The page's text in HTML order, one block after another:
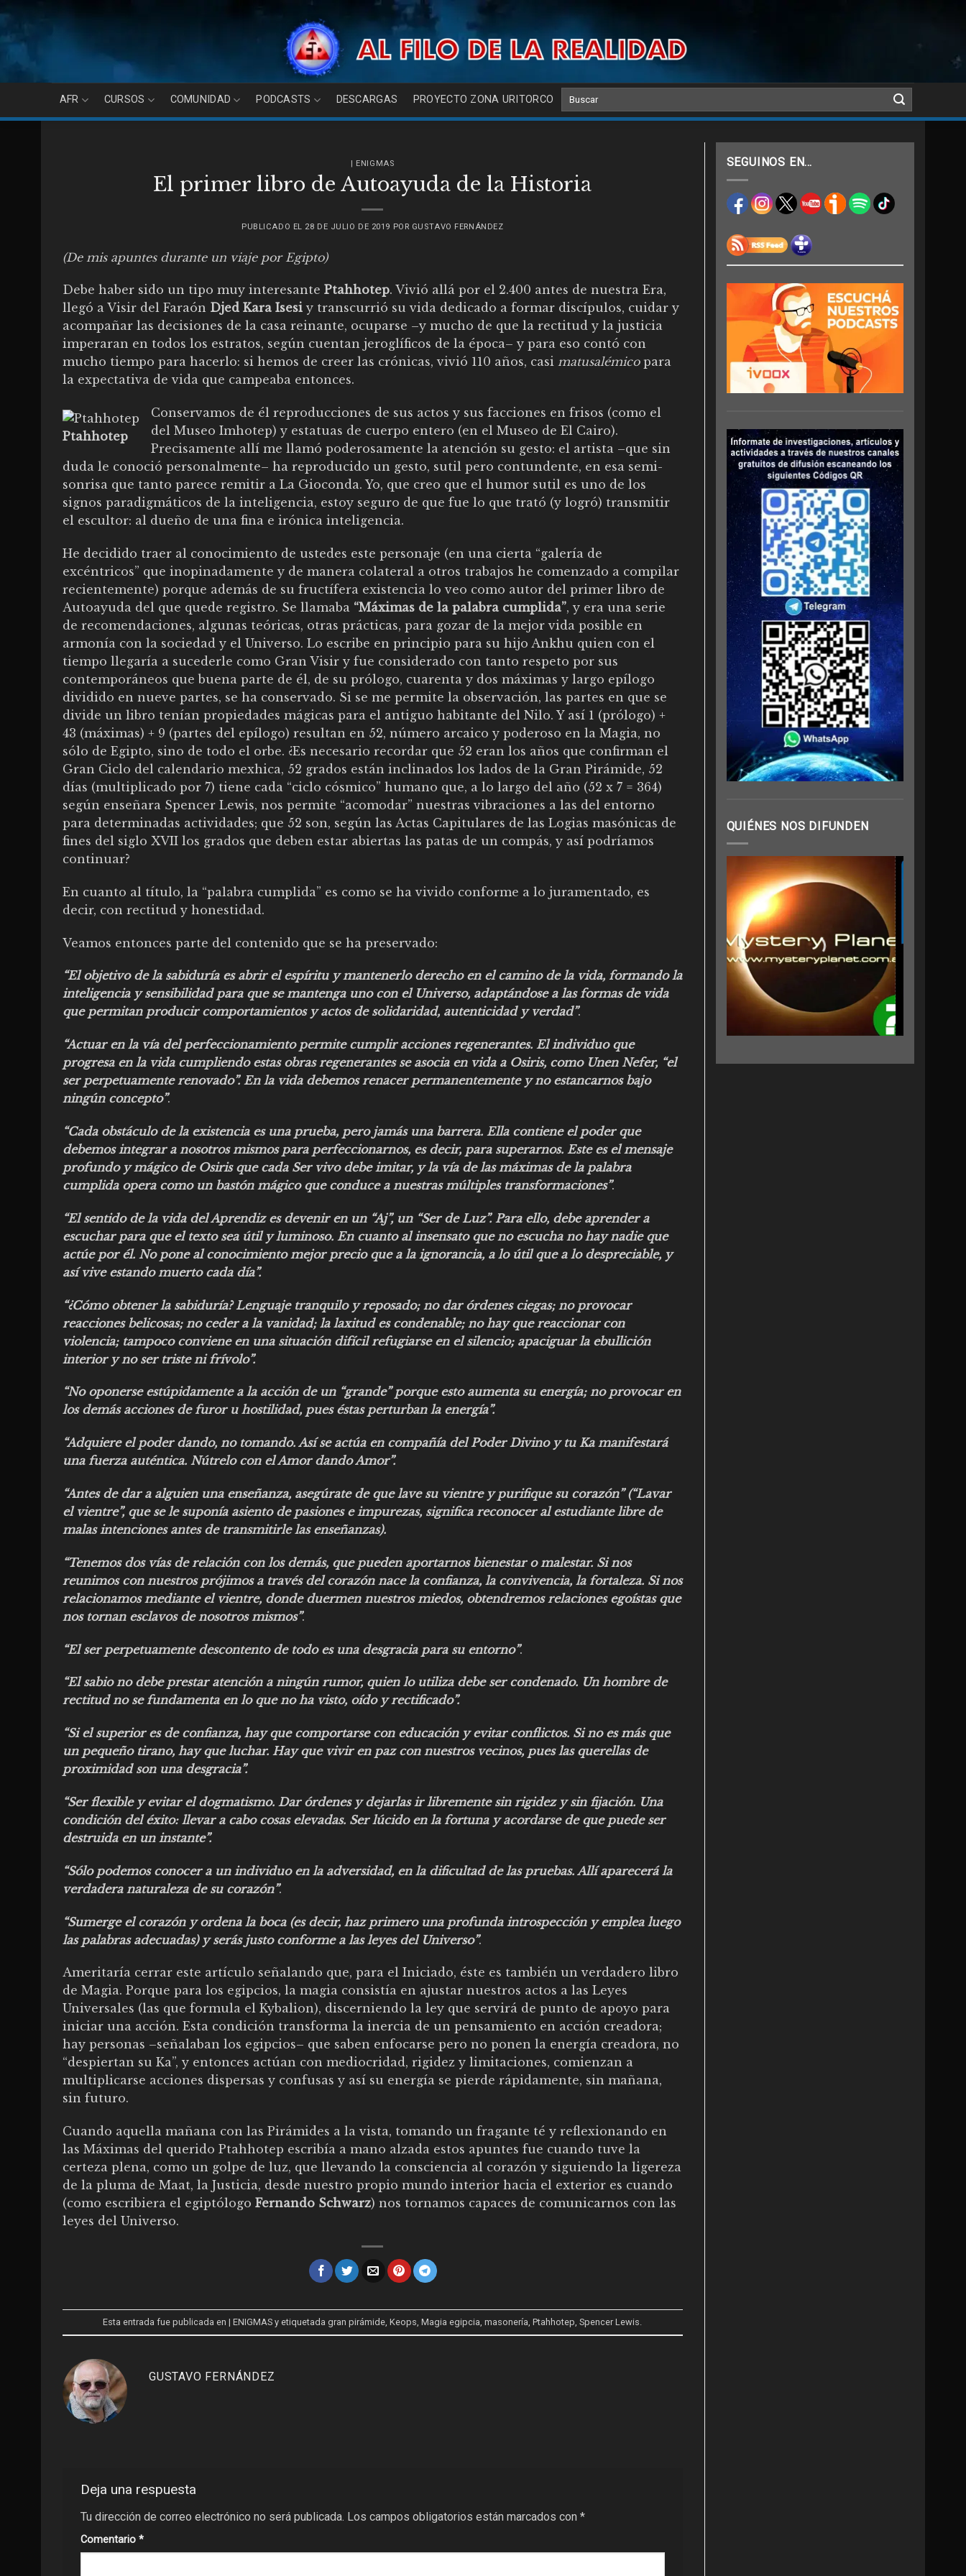
content
AFR CURSOS COMUNIDAD PODCASTS DESCARGAS PROYECTO ZONA URITORCO
| ENIGMAS
El primer libro de Autoayuda de la Historia
PUBLICADO EL 28 DE JULIO DE 2019 POR GUSTAVO FERNÁNDEZ
(De mis apuntes durante un viaje por Egipto)
Debe haber sido un tipo muy interesante Ptahhotep. Vivió allá por el 2.400 antes de nuestra Era,
llegó a Visir del Faraón Djed Kara Isesi y transcurrió su vida dedicado a formar discípulos, cuidar y
acompañar las decisiones de la casa reinante, ocuparse –y mucho de que la rectitud y la justicia
imperaran en todos los estratos, según cuentan jeroglíficos de la época– y para eso contó con
mucho tiempo para hacerlo: si hemos de creer las crónicas, vivió 110 años, casi matusalémicopara
la expectativa de vida que campeaba entonces.
Ptahhotep
Conservamos de él reproducciones de sus actos y sus facciones en frisos (como el
del Museo Imhotep) y estatuas de cuerpo entero (en el Museo de El Cairo).
Precisamente allí me llamó poderosamente la atención su gesto: el artista –que sin
duda le conoció personalmente– ha reproducido un gesto, sutil pero contundente, en esa semi-
sonrisa que tanto parece remitir a La Gioconda. Yo, que creo que el humor sutil es uno de los
signos paradigmáticos de la inteligencia, estoy seguro de que fue lo que trató (y logró) transmitir
el escultor: al dueño de una fina e irónica inteligencia.
He decidido traer al conocimiento de ustedes este personaje (en una cierta “galería de
excéntricos” que inopinadamente y de manera colateral a otros trabajos he comenzado a compilar
recientemente) porque además de su fructífera existencia lo veo como autor del primer libro de
Autoayuda del que quede registro. Se llamaba “Máximas de la palabra cumplida”, y era una serie
de recomendaciones, algunas teóricas, otras prácticas, para gozar de la mejor vida posible en
armonía con la sociedad y el Universo. Lo escribe en principio para su hijo Ankhu quien con el
tiempo llegaría a sucederle como Gran Visir y fue considerado con tanto respeto por sus
contemporáneos que buena parte de él, de su prólogo, cuarenta y dos máximas y largo epílogo
dividido en nueve partes, se ha conservado. Si se me permite la observación, las partes en que se
divide un libro tenían propiedades mágicas para el antiguo habitante del Nilo. Y así 1 (prólogo) +
43 (máximas) + 9 (partes del epílogo) resultan en 52, número arcaico y poderoso en la Magia, no
sólo de Egipto, sino de todo el orbe. ¿Es necesario recordar que 52 eran los años que confirman el
Gran Ciclo del calendario mexhica, 52 grados están inclinados los lados de la Gran Pirámide, 52
días (multiplicado por 7) tiene cada “ciclo cósmico” humano que, a lo largo del año (52 x 7 = 364)
según enseñara Spencer Lewis, nos permite “acomodar” nuestras vibraciones a las del entorno
para determinadas actividades; que 52 son, según las Actas Capitulares de las Logias masónicas de
fines del siglo XVII los grados que deben estar abiertas las patas de un compás, y así podríamos
continuar?
En cuanto al título, la “palabra cumplida” es como se ha vivido conforme a lo juramentado, es
decir, con rectitud y honestidad.
Veamos entonces parte del contenido que se ha preservado:
“El objetivo de la sabiduría es abrir el espíritu y mantenerlo derecho en el camino de la vida, formando la
inteligencia y sensibilidad para que se mantenga uno con el Universo, adaptándose a las formas de vida
que permitan producir comportamientos y actos de solidaridad, autenticidad y verdad”.
“Actuar en la vía del perfeccionamiento permite cumplir acciones regenerantes. El individuo que
progresa en la vida cumpliendo estas obras regenerantes se asocia en vida a Osiris, como Unen Nefer, “el
ser perpetuamente renovado”. En la vida debemos renacer permanentemente y no estancarnos bajo
ningún concepto”.
“Cada obstáculo de la existencia es una prueba, pero jamás una barrera. Ella contiene el poder que
debemos integrar a nosotros mismos para perfeccionarnos, es decir, para superarnos. Este es el mensaje
profundo y mágico de Osiris que cada Ser vivo debe imitar, y la vía de las máximas de la palabra
cumplida opera como un bastón mágico que conduce a nuestras múltiples transformaciones”.
“El sentido de la vida del Aprendiz es devenir en un “Aj”, un “Ser de Luz”. Para ello, debe aprender a
escuchar para que el texto sea útil y luminoso. En cuanto al insensato que no escucha no hay nadie que
actúe por él. No pone al conocimiento mejor precio que a la ignorancia, a lo útil que a lo despreciable, y
así vive estando muerto cada día”.
“¿Cómo obtener la sabiduría? Lenguaje tranquilo y reposado; no dar órdenes ciegas; no provocar
reacciones belicosas; no ceder a la vanidad; la laxitud es condenable; no hay que reaccionar con
violencia; tampoco conviene en una situación difícil refugiarse en el silencio; apaciguar la ebullición
interior y no ser triste ni frívolo”.
“No oponerse estúpidamente a la acción de un “grande” porque esto aumenta su energía; no provocar en
los demás acciones de furor u hostilidad, pues éstas perturban la energía”.
“Adquiere el poder dando, no tomando. Así se actúa en compañía del Poder Divino y tu Ka manifestará
una fuerza auténtica. Nútrelo con el Amor dando Amor”.
“Antes de dar a alguien una enseñanza, asegúrate de que lave su vientre y purifique su corazón” (“Lavar
el vientre”, que se le suponía asiento de pasiones e impurezas, significa reconocer al estudiante libre de
malas intenciones antes de transmitirle las enseñanzas).
“Tenemos dos vías de relación con los demás, que pueden aportarnos bienestar o malestar. Si nos
reunimos con nuestros prójimos a través del corazón nace la confianza, la convivencia, la fortaleza. Si nos
relacionamos mediante el vientre, donde duermen nuestros miedos, obtendremos relaciones egoístas que
nos tornan esclavos de nosotros mismos”.
“El ser perpetuamente descontento de todo es una desgracia para su entorno”.
“El sabio no debe prestar atención a ningún rumor, quien lo utiliza debe ser condenado. Un hombre de
rectitud no se fundamenta en lo que no ha visto, oído y rectificado”.
“Si el superior es de confianza, hay que comportarse con educación y evitar conflictos. Si no es más que
un pequeño tirano, hay que luchar. Hay que vivir en paz con nuestros vecinos, pues las querellas de
proximidad son una desgracia”.
“Ser flexible y evitar el dogmatismo. Dar órdenes y dejarlas ir libremente sin rigidez y sin fijación. Una
condición del éxito: llevar a cabo cosas elevadas. Ser lúcido en la fortuna y acordarse de que puede ser
destruida en un instante”.
“Sólo podemos conocer a un individuo en la adversidad, en la dificultad de las pruebas. Allí aparecerá la
verdadera naturaleza de su corazón”.
“Sumerge el corazón y ordena la boca (es decir, haz primero una profunda introspección y emplea luego
las palabras adecuadas) y serás justo conforme a las leyes del Universo”.
Ameritaría cerrar este artículo señalando que, para el Iniciado, éste es también un verdadero libro
de Magia. Porque para los egipcios, la magia consistía en ajustar nuestros actos a las Leyes
Universales (las que formula el Kybalion), discerniendo la ley que servirá de punto de apoyo para
iniciar una acción. Esta condición transforma la inercia de un pensamiento en acción creadora;
hay personas –señalaban los egipcios– que saben enfocarse pero no ponen la energía creadora, no
“despiertan su Ka”, y entonces actúan con mediocridad, rigidez y limitaciones, comienzan a
multiplicarse acciones dispersas y confusas y así su energía se pierde rápidamente, sin mañana,
sin futuro.
Cuando aquella mañana con las Pirámides a la vista, tomando un fragante té y reflexionando en
las Máximas del querido Ptahhotep escribía a mano alzada estos apuntes fue cuando tuve la
certeza plena, como un golpe de luz, que llevando la consciencia al corazón y siguiendo la ligereza
de la pluma de Maat, la Justicia, desde nuestro propio mundo interior hacia el exterior es cuando
(como escribiera el egiptólogo Fernando Schwarz) nos tornamos capaces de comunicarnos con las
leyes del Universo.
Esta entrada fue publicada en| ENIGMAS y etiquetadagran pirámide ,Keops ,Magia egipcia ,masonería ,Ptahhotep ,Spencer Lewis
GUSTAVO FERNÁNDEZ
Deja una respuesta
Tu dirección de correo electrónico no será publicada. Los campos obligatorios están marcados con *
Comentario *
SEGUINOS EN…
QUIÉNES NOS DIFUNDEN